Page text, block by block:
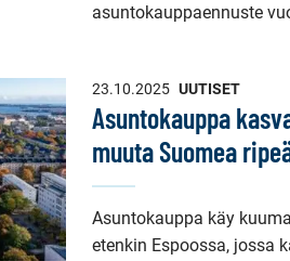
asuntokauppaennuste
23.10.2025 UUTISET
Asuntokauppa
muuta Suomea
Asuntokauppa käy
etenkin Espoossa, jossa